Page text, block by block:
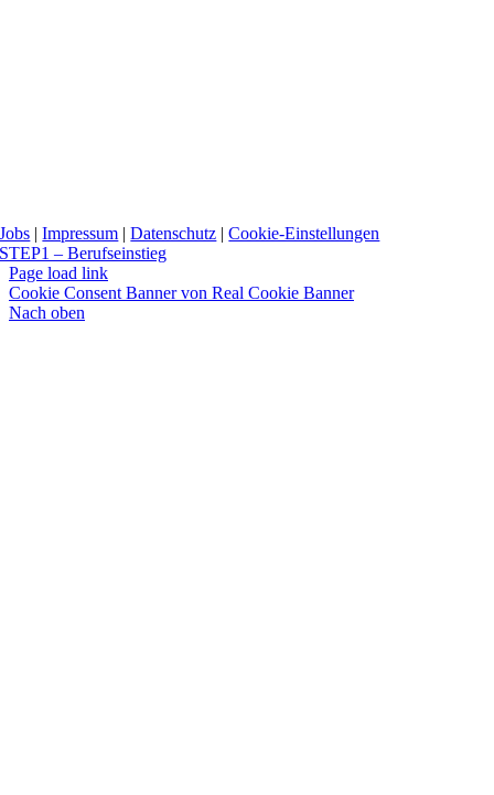
Jobs |Impressum |Datenschutz |Cookie-Einstellungen
STEP1 – Berufseinstieg
Page load link
Cookie Consent Banner von Real Cookie Banner
Nach oben